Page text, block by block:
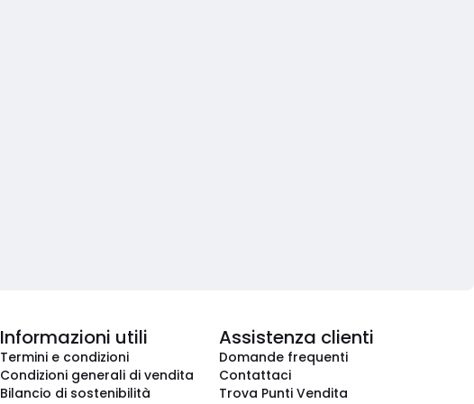
Informazioni utili
Termini e condizioni
Condizioni generali di vendita
Bilancio di sostenibilità
Assistenza clienti
Domande frequenti
Contattaci
Trova Punti Vendita